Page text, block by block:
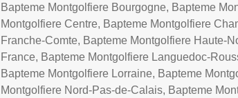
Bapteme Montgolfiere Bourgogne, Bapteme
Montgolfiere Centre, Bapteme Montgolfiere
Franche-Comte, Bapteme Montgolfiere Haute-
France, Bapteme Montgolfiere Languedoc-
Bapteme Montgolfiere Lorraine, Bapteme
Montgolfiere Nord-Pas-de-Calais, Bapteme